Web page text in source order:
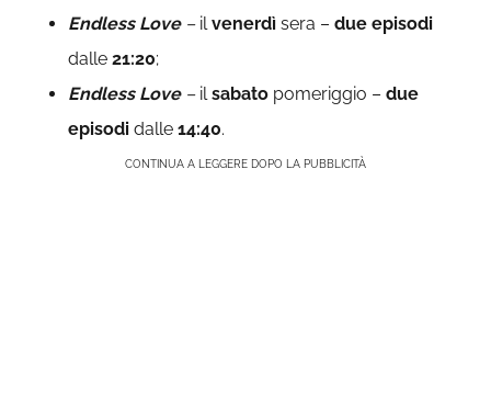
Endless Love– ilvenerdìsera –due episodi
dalle21:20;
Endless Love– ilsabato pomeriggio –due
episodi dalle14:40.
CONTINUA A LEGGERE DOPO LA PUBBLICITÀ